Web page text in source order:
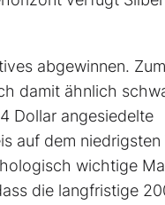
abgewinnen. Zum
damit ähnlich
Dollar angesiedelte
auf dem niedrigsten
wichtige
die langfristige